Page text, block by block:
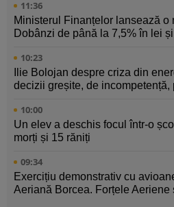
11:36
Ministerul Finanțelor lansează
Dobânzi de până la 7,5% în lei
10:23
Ilie Bolojan despre criza din
decizii greșite, de incompetență,
10:00
Un elev a deschis focul într-o
morți și 15 răniți
09:34
Exercițiu demonstrativ cu
Aeriană Borcea. Forțele Aeriene